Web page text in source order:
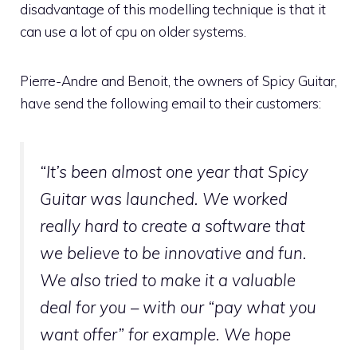
disadvantage of this modelling technique is that it
can use a lot of cpu on older systems.
Pierre-Andre and Benoit, the owners of Spicy Guitar,
have send the following email to their customers:
“It’s been almost one year that Spicy
Guitar was launched. We worked
really hard to create a software that
we believe to be innovative and fun.
We also tried to make it a valuable
deal for you – with our “pay what you
want offer” for example. We hope